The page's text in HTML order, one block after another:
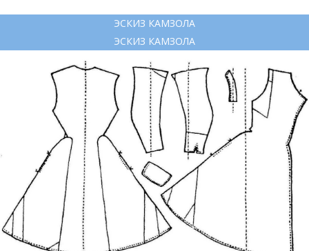
ЭСКИЗ КАМЗОЛА
ЭСКИЗ КАМЗОЛА